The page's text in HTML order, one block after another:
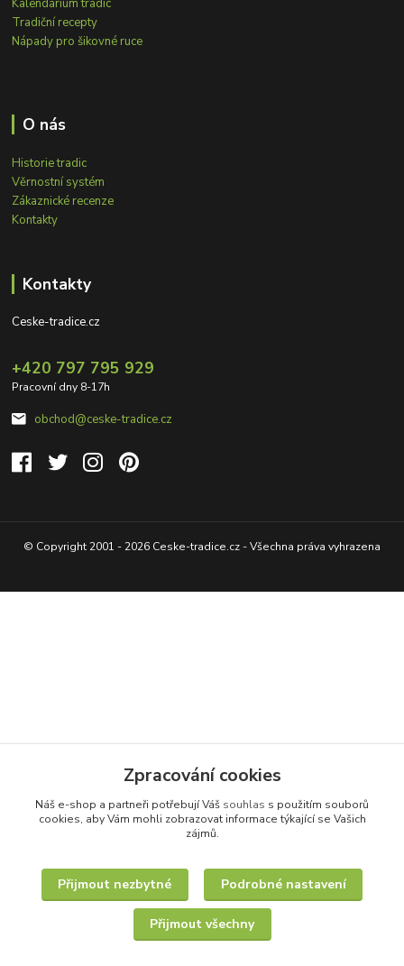
Kalendárium tradic
Tradiční recepty
Nápady pro šikovné ruce
O nás
Historie tradic
Věrnostní systém
Zákaznické recenze
Kontakty
Kontakty
Ceske-tradice.cz
+420 797 795 929
Pracovní dny 8-17h
obchod@ceske-tradice.cz
© Copyright 2001 - 2026 Ceske-tradice.cz - Všechna práva vyhrazena
Zpracování cookies
Náš e-shop a partneři potřebují Váš souhlas s použitím souborů
cookies, aby Vám mohli zobrazovat informace týkající se Vašich
zájmů.
Přijmout nezbytné Podrobné nastavení
Přijmout všechny